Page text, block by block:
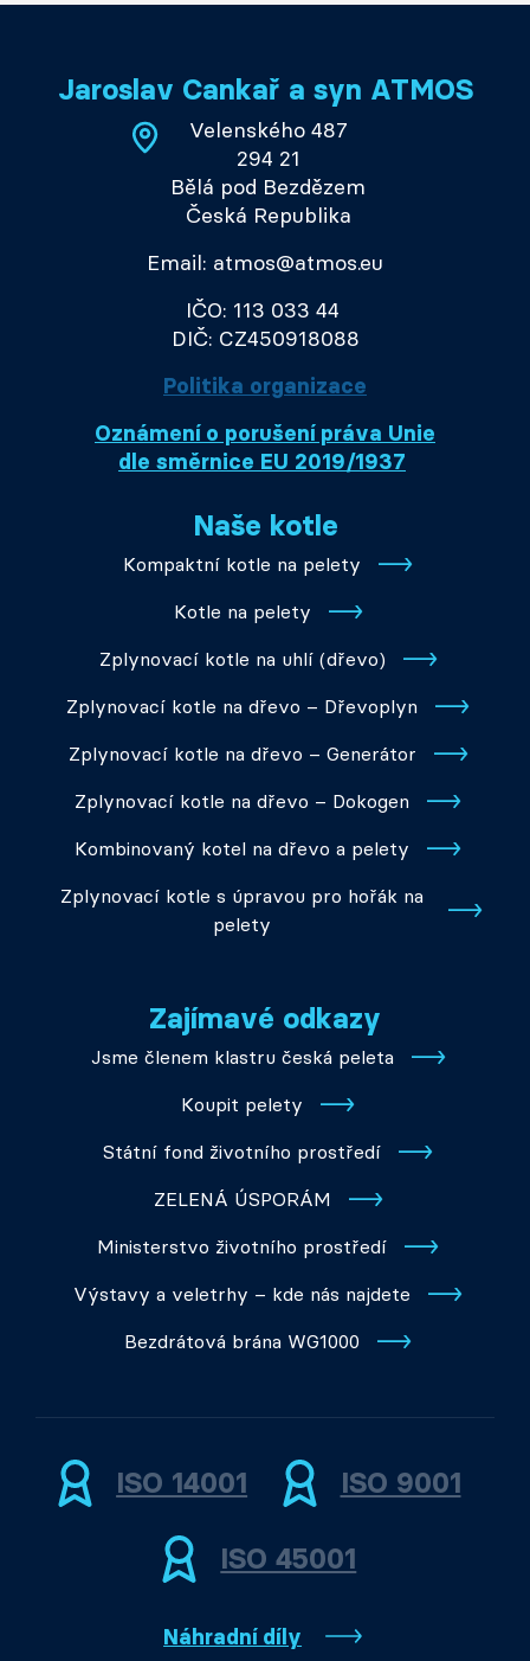
Jaroslav Cankař a syn ATMOS
Velenského 487
294 21
Bělá pod Bezdězem
Česká Republika
Email: atmos@atmos.eu
IČO: 113 033 44
DIČ: CZ450918088
Politika organizace
Oznámení o porušení práva Unie
dle směrnice EU 2019/1937
Naše kotle
Kompaktní kotle na pelety
Kotle na pelety
Zplynovací kotle na uhlí (dřevo)
Zplynovací kotle na dřevo – Dřevoplyn
Zplynovací kotle na dřevo – Generátor
Zplynovací kotle na dřevo – Dokogen
Kombinovaný kotel na dřevo a pelety
Zplynovací kotle s úpravou pro hořák na
pelety
Zajímavé odkazy
Jsme členem klastru česká peleta
Koupit pelety
Státní fond životního prostředí
ZELENÁ ÚSPORÁM
Ministerstvo životního prostředí
Výstavy a veletrhy – kde nás najdete
Bezdrátová brána WG1000
ISO 14001 ISO 9001
ISO 45001
Náhradní díly